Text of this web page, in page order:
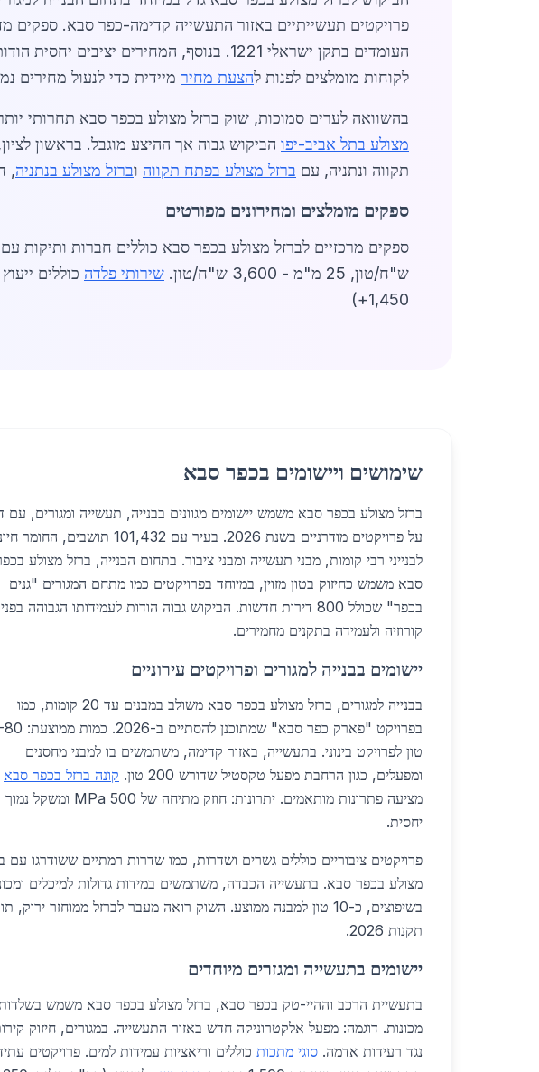
העומדים בתקן ישראלי 1221. בנוסף,
לקוחות מומלצים לפנות להצעת מחיר מיידית כדי לנעול מחירים
בהשוואה לערים סמוכות, שוק ברזל מצולע בכפר סבא תחרותי
מצולע בתל אביב-יפו הביקוש גבוה אך ההיצע מוגבל. בראשון
תקווה ונתניה, עם ברזל מצולע בפתח תקווה וברזל מצולע בנתניה,
ספקים מומלצים ומחירונים מפורטים
ש"ח/טון, 25 מ"מ - 3,600 ש"ח/טון. שירותי פלדה כוללים
1,450+)
שימושים ויישומים בכפר סבא
ברזל מצולע בכפר סבא משמש יישומים מגוונים בבנייה, תעשייה ומגורים, עם
על פרויקטים מודרניים בשנת 2026. בעיר עם 101,432 תושבים, החומר
לבנייני רבי קומות, מבני תעשייה ומבני ציבור. בתחום הבנייה, ברזל מצולע
סבא משמש כחיזוק בטון מזוין, במיוחד בפרויקטים כמו מתחם המגורים "גנים
בכפר" שכולל 800 דירות חדשות. הביקוש גבוה הודות לעמידותו הגבוהה בפני
קורוזיה ולעמידה בתקנים מחמירים.
יישומים בבנייה למגורים ופרויקטים עירוניים
בבנייה למגורים, ברזל מצולע בכפר סבא משולב במבנים עד 20 קומות, כמו
בפרויקט "פארק כפר סבא"
טון לפרויקט בינוני. בתעשייה, באזור קדימה, משתמשים בו למבני מחסנים
ומפעלים, כגון הרחבת מפעל טקסטיל שדורש 200 טון.
קונה ברזל בכפר סבא
מציעה פתרונות מותאמים. יתרונות: חוזק מתיחה של 500 MPa ומשקל נמוך
יחסית.
פרויקטים ציבוריים כוללים גשרים ושדרות, כמו שדרות רמתיים ששודרגו עם
מצולע בכפר סבא. בתעשייה הכבדה, משתמשים במידות גדולות למיכלים
בשיפוצים, כ-10 טון למבנה ממוצע. השוק רואה מעבר לברזל ממוחזר ירוק,
תקנות 2026.
יישומים בתעשייה ומגזרים מיוחדים
בתעשיית הרכב וההיי-טק בכפר סבא, ברזל מצולע בכפר סבא משמש
מכונות. דוגמה: מפעל אלקטרוניקה חדש באזור התעשייה. במגורים, חיזוק
נגד רעידות אדמה. סוגי מתכות כוללים וריאציות עמידות למים. פרויקטים